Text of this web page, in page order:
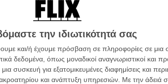
την ιδιωτικότητά σας
και/ή έχουμε πρόσβαση σε πληροφορίες σε
δεδομένα, όπως μοναδικοί αναγνωριστικοί και
συσκευή για εξατομικευμένες διαφημίσεις και
και ανάπτυξη υπηρεσιών. Με την άδειά
Η
σε